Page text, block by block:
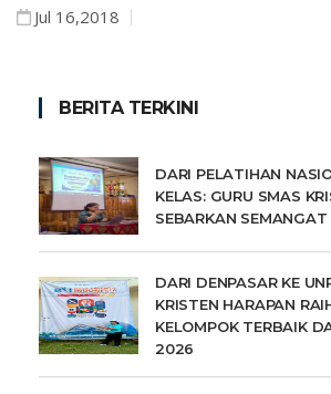
Jul 16,2018
BERITA TERKINI
DARI PELATIHAN
KELAS: GURU SMAS
SEBARKAN SEMANGAT
DARI DENPASAR KE
KRISTEN HARAPAN
KELOMPOK TERBAIK
2026